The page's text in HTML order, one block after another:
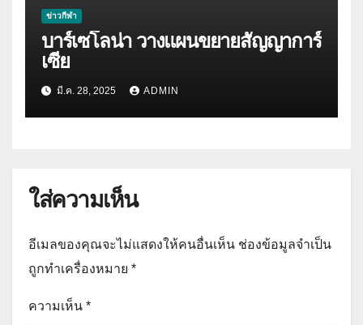
ข่าวกีฬา
บาร์เซโลน่า วางแผนขยายสัญญาการ์
เซีย
มี.ค. 28, 2025 ADMIN
ใส่ความเห็น
อีเมลของคุณจะไม่แสดงให้คนอื่นเห็น ช่องข้อมูลจำเป็น
ถูกทำเครื่องหมาย *
ความเห็น *